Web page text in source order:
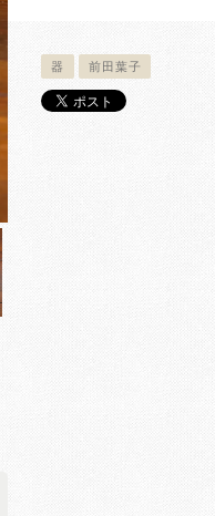
器 前田葉子